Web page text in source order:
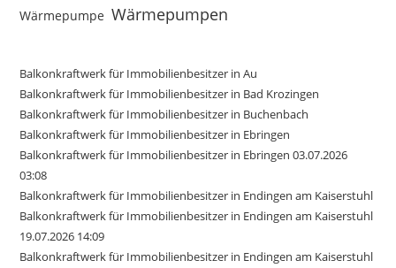
Wärmepumpe Wärmepumpen
Balkonkraftwerk für Immobilienbesitzer in Au
Balkonkraftwerk für Immobilienbesitzer in Bad Krozingen
Balkonkraftwerk für Immobilienbesitzer in Buchenbach
Balkonkraftwerk für Immobilienbesitzer in Ebringen
Balkonkraftwerk für Immobilienbesitzer in Ebringen 03.07.2026
03:08
Balkonkraftwerk für Immobilienbesitzer in Endingen am Kaiserstuhl
Balkonkraftwerk für Immobilienbesitzer in Endingen am Kaiserstuhl
19.07.2026 14:09
Balkonkraftwerk für Immobilienbesitzer in Endingen am Kaiserstuhl